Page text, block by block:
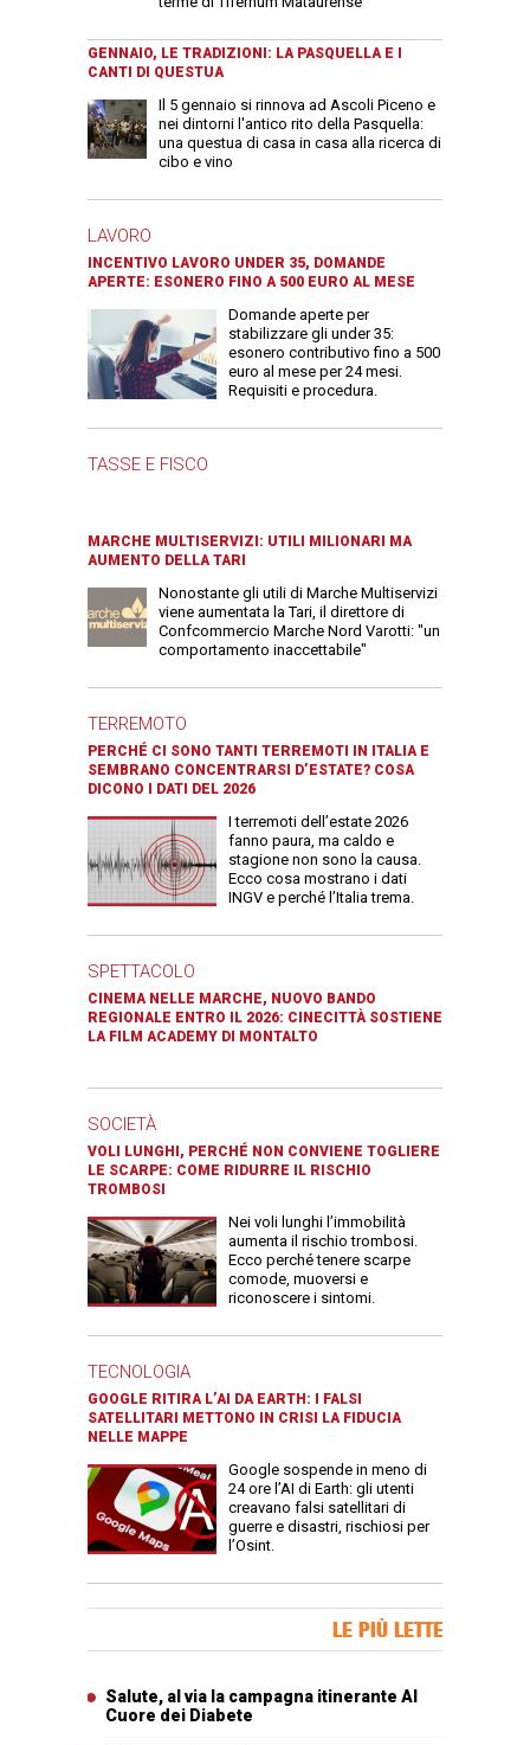
GENNAIO, LE TRADIZIONI: LA PASQUELLA E I
CANTI DI QUESTUA
Il 5 gennaio si rinnova ad Ascoli Piceno e
nei dintorni l'antico rito della Pasquella:
una questua di casa in casa alla ricerca di
cibo e vino
LAVORO
INCENTIVO LAVORO UNDER 35, DOMANDE
APERTE: ESONERO FINO A 500 EURO AL MESE
Domande aperte per
stabilizzare gli under 35:
esonero contributivo fino a 500
euro al mese per 24 mesi.
Requisiti e procedura.
TASSE E FISCO
MARCHE MULTISERVIZI: UTILI MILIONARI MA
AUMENTO DELLA TARI
Nonostante gli utili di Marche Multiservizi
viene aumentata la Tari, il direttore di
Confcommercio Marche Nord Varotti: "un
comportamento inaccettabile"
TERREMOTO
PERCHÉ CI SONO TANTI TERREMOTI IN ITALIA E
SEMBRANO CONCENTRARSI D’ESTATE? COSA
DICONO I DATI DEL 2026
I terremoti dell’estate 2026
fanno paura, ma caldo e
stagione non sono la causa.
Ecco cosa mostrano i dati
INGV e perché l’Italia trema.
SPETTACOLO
CINEMA NELLE MARCHE, NUOVO BANDO
REGIONALE ENTRO IL 2026: CINECITTÀ SOSTIENE
LA FILM ACADEMY DI MONTALTO
SOCIETÀ
VOLI LUNGHI, PERCHÉ NON CONVIENE TOGLIERE
LE SCARPE: COME RIDURRE IL RISCHIO
TROMBOSI
Nei voli lunghi l’immobilità
aumenta il rischio trombosi.
Ecco perché tenere scarpe
comode, muoversi e
riconoscere i sintomi.
TECNOLOGIA
GOOGLE RITIRA L’AI DA EARTH: I FALSI
SATELLITARI METTONO IN CRISI LA FIDUCIA
NELLE MAPPE
Google sospende in meno di
24 ore l’AI di Earth: gli utenti
creavano falsi satellitari di
guerre e disastri, rischiosi per
l’Osint.
LE PIÙ LETTE
Salute, al via la campagna itinerante Al
Cuore dei Diabete